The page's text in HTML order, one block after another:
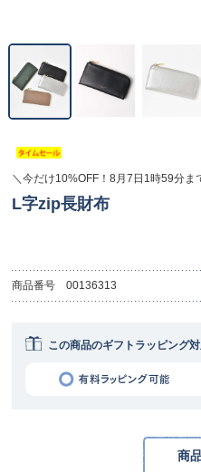
＼今だけ10%OFF！8月7日1時59分ま
L字zip長財布
商品番号 00136313
この商品のギフトラッピング
商